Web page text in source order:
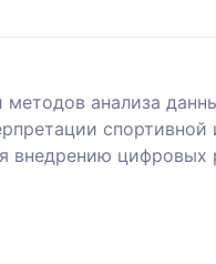
анализа
внедрению